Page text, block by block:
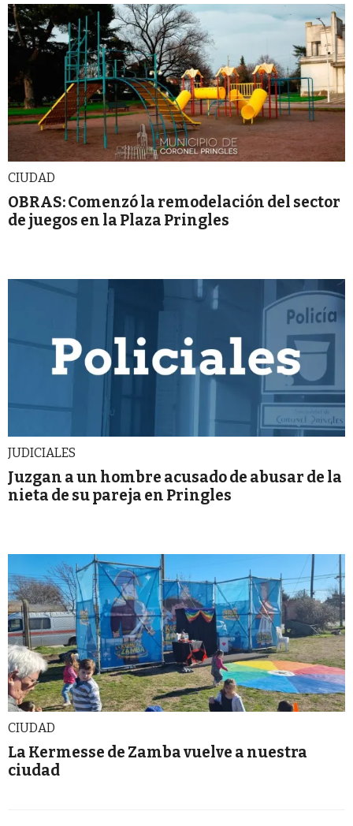
CIUDAD
OBRAS: Comenzó la remodelación del sector
de juegos en la Plaza Pringles
JUDICIALES
Juzgan a un hombre acusado de abusar de la
nieta de su pareja en Pringles
CIUDAD
La Kermesse de Zamba vuelve a nuestra
ciudad